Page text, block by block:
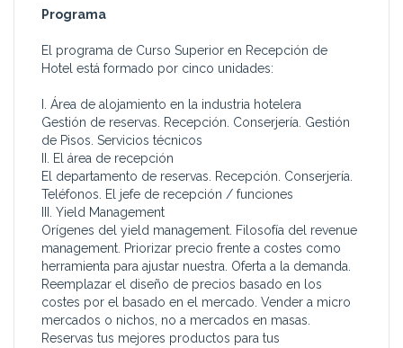
Programa
El programa de Curso Superior en Recepción de
Hotel está formado por cinco unidades:
I. Área de alojamiento en la industria hotelera
Gestión de reservas. Recepción. Conserjería. Gestión
de Pisos. Servicios técnicos
II. El área de recepción
El departamento de reservas. Recepción. Conserjería.
Teléfonos. El jefe de recepción / funciones
III. Yield Management
Orígenes del yield management. Filosofía del revenue
management. Priorizar precio frente a costes como
herramienta para ajustar nuestra. Oferta a la demanda.
Reemplazar el diseño de precios basado en los
costes por el basado en el mercado. Vender a micro
mercados o nichos, no a mercados en masas.
Reservas tus mejores productos para tus